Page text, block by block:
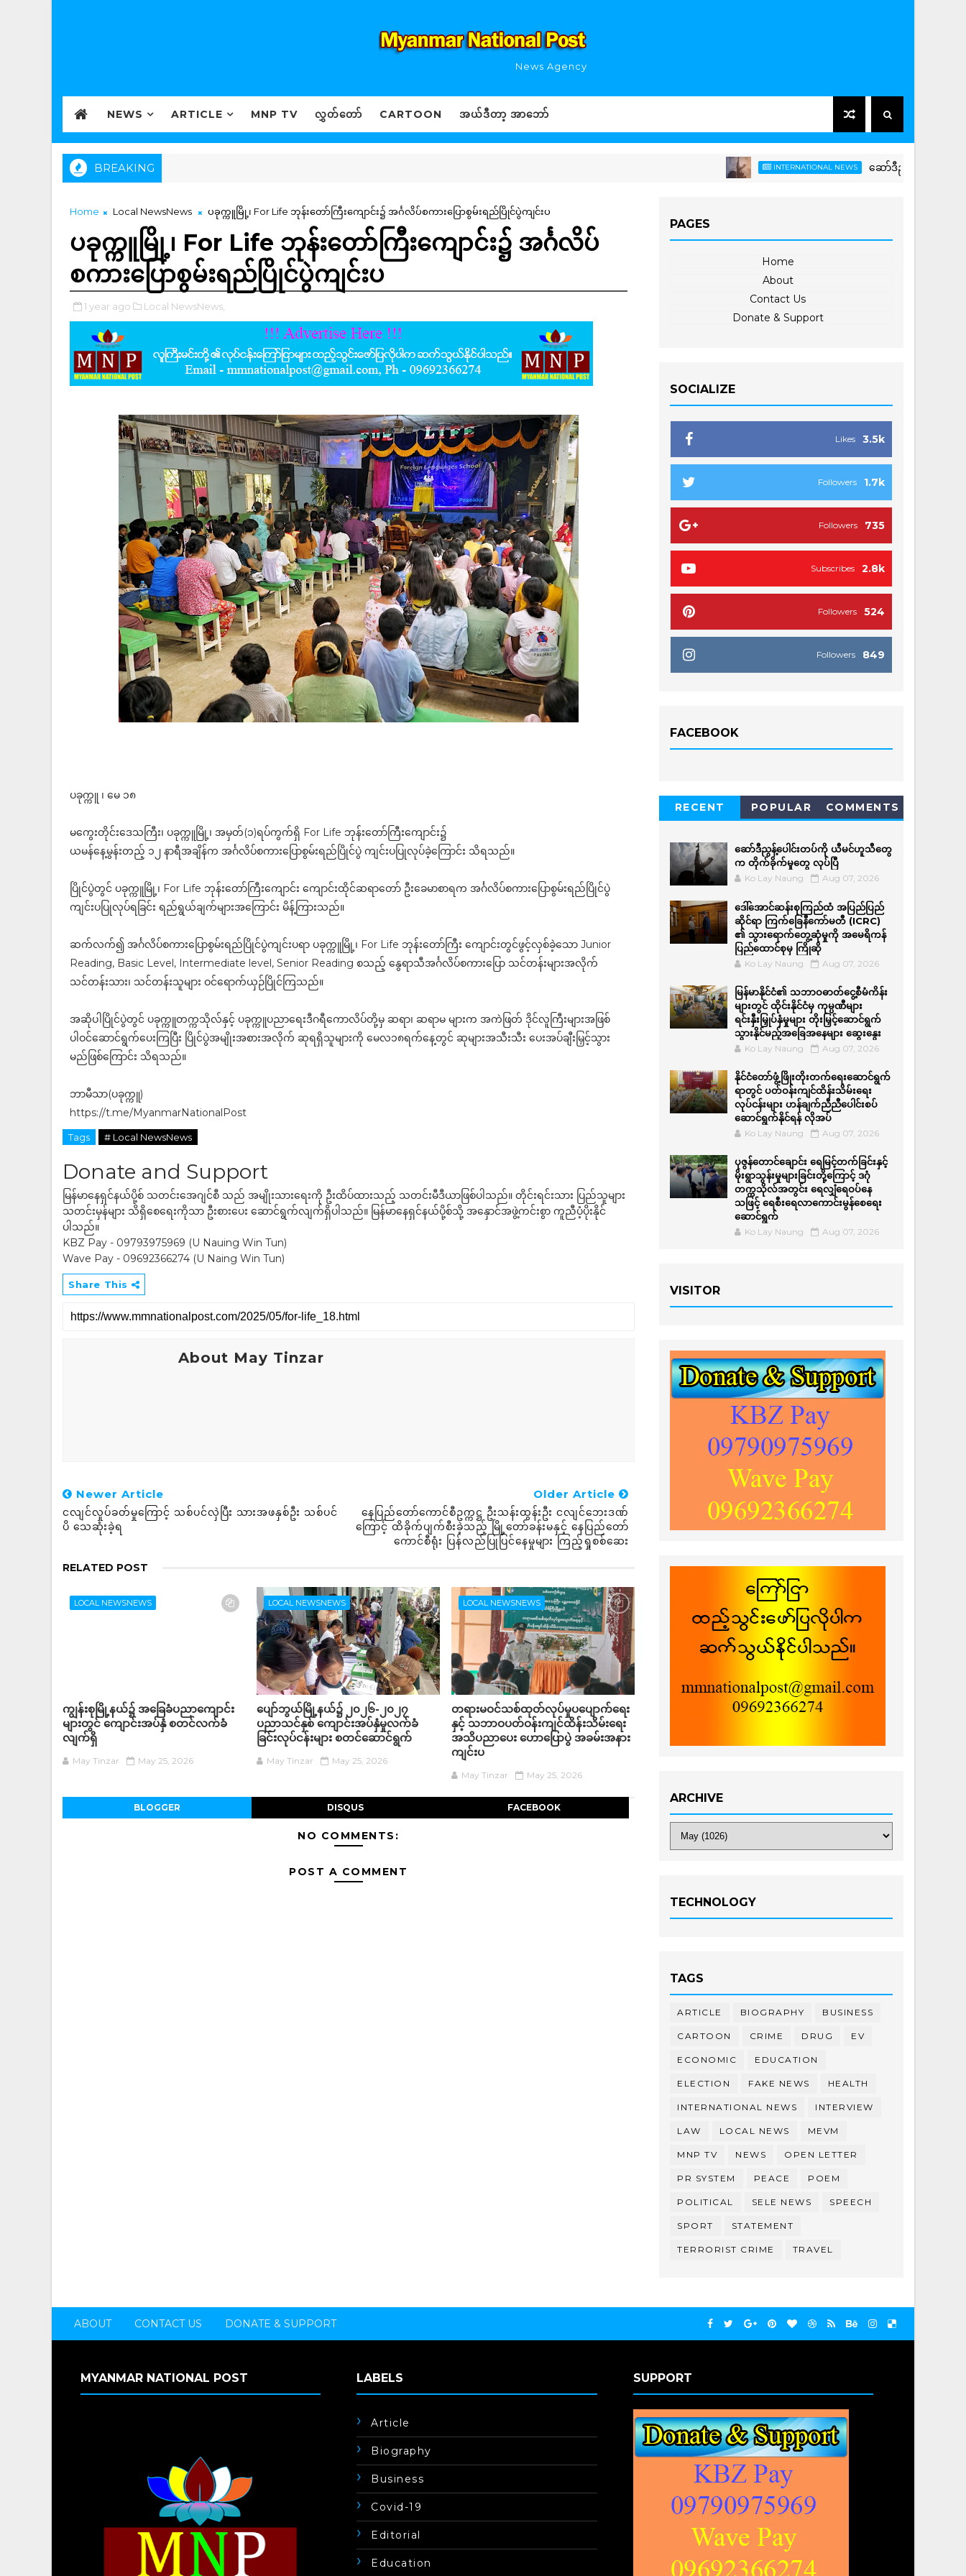
News Agency
NEWS ARTICLE MNP TV လွှတ်တော် CARTOON အယ်ဒီတာ့ အာဘော်
BREAKING INTERNATIONAL NEWS ဆော်ဒီညွန့်ပေါင်းတပ်ကို ယီ
Home Local NewsNews ပခုက္ကူမြို့၊ For Life ဘုန်းတော်ကြီးကျောင်း၌ အင်္ဂလိပ်စကားပြောစွမ်းရည်ပြိုင်ပွဲကျင်းပ
ပခုက္ကူမြို့၊ For Life ဘုန်းတော်ကြီးကျောင်း၌ အင်္ဂလိပ်
စကားပြောစွမ်းရည်ပြိုင်ပွဲကျင်းပ
1 year ago Local NewsNews,
ပခုက္ကူ ၊ မေ ၁၈
မကွေးတိုင်းဒေသကြီး၊ ပခုက္ကူမြို့၊ အမှတ်(၁)ရပ်ကွက်ရှိ For Life ဘုန်းတော်ကြီးကျောင်း၌
ယမန်နေ့မွန်းတည့် ၁၂ နာရီအချိန်က အင်္ဂလိပ်စကားပြောစွမ်းရည်ပြိုင်ပွဲ ကျင်းပပြုလုပ်ခဲ့ကြောင်း သိရသည်။
ပြိုင်ပွဲတွင် ပခုက္ကူမြို့၊ For Life ဘုန်းတော်ကြီးကျောင်း ကျောင်းထိုင်ဆရာတော် ဦးခေမာစာရက အင်္ဂလိပ်စကားပြောစွမ်းရည်ပြိုင်ပွဲ
ကျင်းပပြုလုပ်ရခြင်း ရည်ရွယ်ချက်များအကြောင်း မိန့်ကြားသည်။
ဆက်လက်၍ အင်္ဂလိပ်စကားပြောစွမ်းရည်ပြိုင်ပွဲကျင်းပရာ ပခုက္ကူမြို့၊ For Life ဘုန်းတော်ကြီး ကျောင်းတွင်ဖွင့်လှစ်ခဲ့သော Junior
Reading, Basic Level, Intermediate level, Senior Reading စသည့် နွေရာသီအင်္ဂလိပ်စကားပြော သင်တန်းများအလိုက်
သင်တန်းသား၊ သင်တန်းသူများ ဝင်ရောက်ယှဉ်ပြိုင်ကြသည်။
အဆိုပါပြိုင်ပွဲတွင် ပခုက္ကူတက္ကသိုလ်နှင့် ပခုက္ကူပညာရေးဒီဂရီကောလိပ်တို့မှ ဆရာ၊ ဆရာမ များက အကဲဖြတ် ဒိုင်လူကြီးများအဖြစ်
ပါဝင်ဆောင်ရွက်ပေးကြပြီး ပြိုင်ပွဲအမျိုးအစားအလိုက် ဆုရရှိသူများကို မေလ၁၈ရက်နေ့တွင် ဆုများအသီးသီး ပေးအပ်ချီးမြှင့်သွား
မည်ဖြစ်ကြောင်း သိရသည်။
ဘာမီသာ(ပခုက္ကူ)
https://t.me/MyanmarNationalPost
Tags # Local NewsNews
Donate and Support
မြန်မာနေရှင်နယ်ပို့စ် သတင်းအေဂျင်စီ သည် အမျိုးသားရေးကို ဦးထိပ်ထားသည့် သတင်းမီဒီယာဖြစ်ပါသည်။ တိုင်းရင်းသား ပြည်သူများ
သတင်းမှန်များ သိရှိစေရေးကိုသာ ဦးစားပေး ဆောင်ရွက်လျက်ရှိပါသည်။ မြန်မာနေရှင်နယ်ပို့စ်သို့ အနှောင်အဖွဲ့ကင်းစွာ ကူညီပံ့ပိုးနိုင်
ပါသည်။
KBZ Pay - 09793975969 (U Nauing Win Tun)
Wave Pay - 09692366274 (U Naing Win Tun)
Share This
About May Tinzar
Newer Article
ငလျင်လှုပ်ခတ်မှုကြောင့် သစ်ပင်လှဲပြီး သားအဖနှစ်ဦး သစ်ပင်
ပိ သေဆုံးခဲ့ရ
Older Article
နေပြည်တော်ကောင်စီဥက္ကဋ္ဌ ဦးသန်းထွန်းဦး ငလျင်‌ဘေးဒဏ်
ကြောင့် ထိခိုက်ပျက်စီးခဲ့သည့် မြို့တော်ခန်းမနှင့် နေပြည်တော်
ကောင်စီရုံး ပြန်လည်ပြုပြင်နေမှုများ ကြည့်ရှုစစ်ဆေး
RELATED POST
LOCAL NEWSNEWS
ကျွန်းစုမြို့နယ်၌ အခြေခံပညာကျောင်း
များတွင် ကျောင်းအပ်နှံ စတင်လက်ခံ
လျက်ရှိ
May Tinzar May 25, 2026
LOCAL NEWSNEWS
ပျော်ဘွယ်မြို့နယ်၌ ၂၀၂၆-၂၀၂၇
ပညာသင်နှစ် ကျောင်းအပ်နှံမှုလက်ခံ
ခြင်းလုပ်ငန်းများ စတင်ဆောင်ရွက်
May Tinzar May 25, 2026
LOCAL NEWSNEWS
တရားမဝင်သစ်ထုတ်လုပ်မှုပပျောက်ရေး
နှင့် သဘာဝပတ်ဝန်းကျင်ထိန်းသိမ်းရေး
အသိပညာပေး ဟောပြောပွဲ အခမ်းအနား
ကျင်းပ
May Tinzar May 25, 2026
BLOGGER DISQUS FACEBOOK
NO COMMENTS:
POST A COMMENT
PAGES
Home
About
Contact Us
Donate & Support
SOCIALIZE
3.5k
Likes
1.7k
Followers
735
Followers
2.8k
Subscribes
524
Followers
849
Followers
FACEBOOK
RECENT POPULAR COMMENTS
ဆော်ဒီညွန့်ပေါင်းတပ်ကို ယီမင်ဟူသီတွေ
က တိုက်ခိုက်မှုတွေ လုပ်ပြီ
Ko Lay Naung Aug 07, 2026
ဒေါ်အောင်ဆန်းစုကြည်ထံ အပြည်ပြည်
ဆိုင်ရာ ကြက်ခြေနီကော်မတီ (ICRC)
၏ သွားရောက်တွေ့ဆုံမှုကို အမေရိကန်
ပြည်ထောင်စုမှ ကြိုဆို
Ko Lay Naung Aug 07, 2026
မြန်မာနိုင်ငံ၏ သဘာဝဓာတ်ငွေ့စီမံကိန်း
များတွင် ထိုင်းနိုင်ငံမှ ကုမ္ပဏီများ
ရင်းနှီးမြှုပ်နှံမှုများ တိုးမြှင့်ဆောင်ရွက်
သွားနိုင်မည့်အခြေအနေများ ဆွေးနွေး
Ko Lay Naung Aug 07, 2026
နိုင်ငံတော်ဖွံ့ဖြိုးတိုးတက်ရေးဆောင်ရွက်
ရာတွင် ပတ်ဝန်းကျင်ထိန်းသိမ်းရေး
လုပ်ငန်းများ ဟန်ချက်ညီညီပေါင်းစပ်
ဆောင်ရွက်နိုင်ရန် လိုအပ်
Ko Lay Naung Aug 07, 2026
ပုဇွန်တောင်ချောင်း ရေမြင့်တက်ခြင်းနှင့်
မိုးရွာသွန်းမှုများခြင်းတို့ကြောင့် ဒဂုံ
တက္ကသိုလ်အတွင်း ရေလျှံရေဝပ်နေ
သဖြင့် ရေစီးရေလာကောင်းမွန်စေရေး
ဆောင်ရွက်
Ko Lay Naung Aug 07, 2026
VISITOR
ARCHIVE
TECHNOLOGY
TAGS
ARTICLE BIOGRAPHY BUSINESS
CARTOON CRIME DRUG EV
ECONOMIC EDUCATION
ELECTION FAKE NEWS HEALTH
INTERNATIONAL NEWS INTERVIEW
LAW LOCAL NEWS MEVM
MNP TV NEWS OPEN LETTER
PR SYSTEM PEACE POEM
POLITICAL SELE NEWS SPEECH
SPORT STATEMENT
TERRORIST CRIME TRAVEL
ABOUT CONTACT US DONATE & SUPPORT
MYANMAR NATIONAL POST LABELS
Article
Biography
Business
Covid-19
Editorial
Education
SUPPORT